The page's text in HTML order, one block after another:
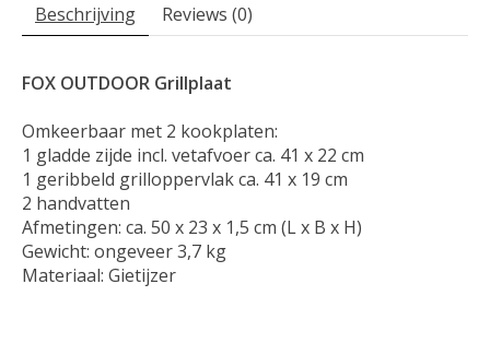
Beschrijving Reviews (0)
FOX OUTDOOR Grillplaat
Omkeerbaar met 2 kookplaten:
1 gladde zijde incl. vetafvoer ca. 41 x 22 cm
1 geribbeld grilloppervlak ca. 41 x 19 cm
2 handvatten
Afmetingen: ca. 50 x 23 x 1,5 cm (L x B x H)
Gewicht: ongeveer 3,7 kg
Materiaal: Gietijzer